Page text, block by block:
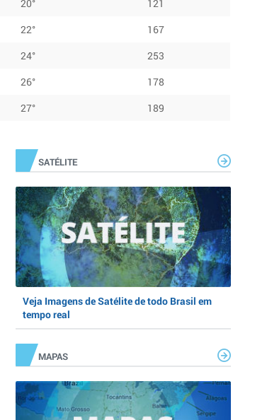
20°
121
22°
167
24°
253
26°
178
27° 189
SATÉLITE
Veja Imagens de Satélite de todo Brasil em
tempo real
MAPAS